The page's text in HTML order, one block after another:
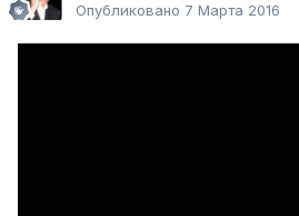
Опубликовано 7 Марта 2016